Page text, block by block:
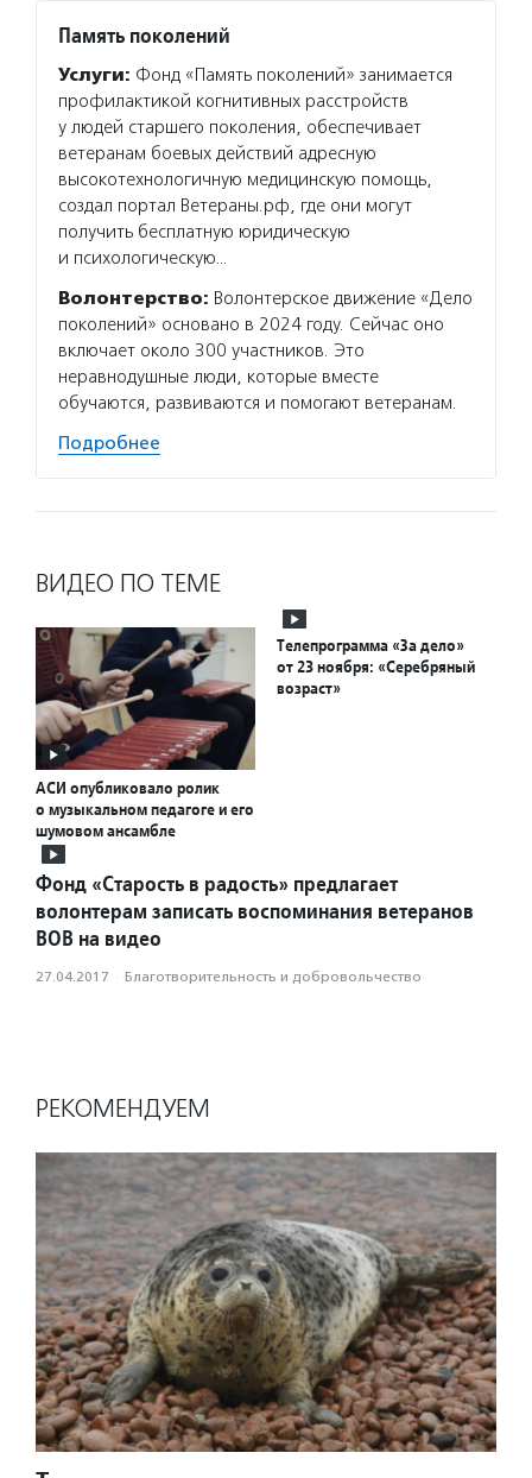
Память поколений
Услуги: Фонд «Память поколений» занимается
профилактикой когнитивных расстройств
у людей старшего поколения, обеспечивает
ветеранам боевых действий адресную
высокотехнологичную медицинскую помощь,
создал портал Ветераны.рф, где они могут
получить бесплатную юридическую
и психологическую…
Волонтерство: Волонтерское движение «Дело
поколений» основано в 2024 году. Сейчас оно
включает около 300 участников. Это
неравнодушные люди, которые вместе
обучаются, развиваются и помогают ветеранам.
Подробнее
ВИДЕО ПО ТЕМЕ
АСИ опубликовало ролик
о музыкальном педагоге и его
шумовом ансамбле
Телепрограмма «За дело»
от 23 ноября: «Серебряный
возраст»
Фонд «Старость в радость» предлагает
волонтерам записать воспоминания ветеранов
ВОВ на видео
27.04.2017 · Благотвори­тель­ность и доброволь­чест­во
РЕКОМЕНДУЕМ